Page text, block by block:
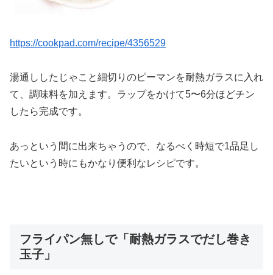
https://cookpad.com/recipe/4356529
湯通ししたじゃこと細切りのピーマンを耐熱ガラスに入れ
て、調味料を加えます。ラップをかけて5〜6分ほどチン
したら完成です。
あっという間に出来ちゃうので、なるべく時短で1品足し
たいという時にもかなり便利なレシピです。
フライパン無しで「耐熱ガラスでだし巻き
玉子」